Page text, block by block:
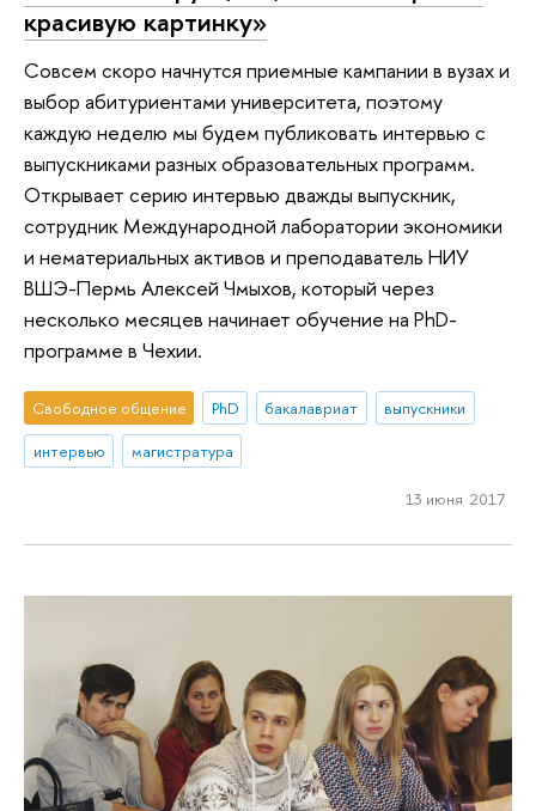
красивую картинку»
Совсем скоро начнутся приемные кампании в вузах и
выбор абитуриентами университета, поэтому
каждую неделю мы будем публиковать интервью с
выпускниками разных образовательных программ.
Открывает серию интервью дважды выпускник,
сотрудник Международной лаборатории экономики
и нематериальных активов и преподаватель НИУ
ВШЭ-Пермь Алексей Чмыхов, который через
несколько месяцев начинает обучение на PhD-
программе в Чехии.
Свободное общение PhD бакалавриат
выпускники
интервью
магистратура
13 июня 2017